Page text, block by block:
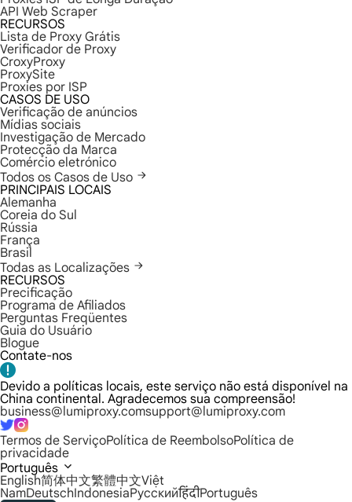
API Web Scraper
RECURSOS
Lista de Proxy Grátis
Verificador de Proxy
CroxyProxy
ProxySite
Proxies por ISP
CASOS DE USO
Verificação de anúncios
Mídias sociais
Investigação de Mercado
Protecção da Marca
Comércio eletrónico
Todos os Casos de Uso
PRINCIPAIS LOCAIS
Alemanha
Coreia do Sul
Rússia
França
Brasil
Todas as Localizações
RECURSOS
Precificação
Programa de Afiliados
Perguntas Freqüentes
Guia do Usuário
Blogue
Contate-nos
Devido a políticas locais, este serviço não está disponível na
China continental. Agradecemos sua compreensão!
business@lumiproxy.comsupport@lumiproxy.com
Termos de ServiçoPolítica de ReembolsoPolítica de
privacidade
Português
English简体中文繁體中文Việt
NamDeutschIndonesiaРусскийहिंदीPortuguês